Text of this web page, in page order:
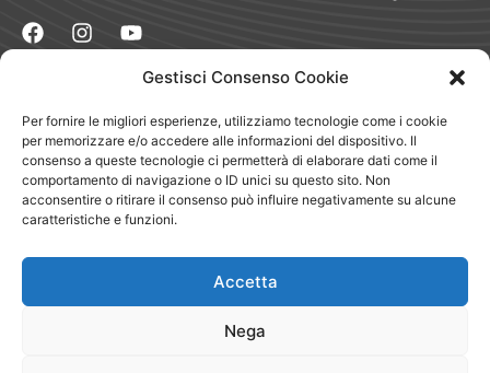
Gestisci Consenso Cookie
Per fornire le migliori esperienze, utilizziamo tecnologie come i cookie
per memorizzare e/o accedere alle informazioni del dispositivo. Il
consenso a queste tecnologie ci permetterà di elaborare dati come il
comportamento di navigazione o ID unici su questo sito. Non
acconsentire o ritirare il consenso può influire negativamente su alcune
caratteristiche e funzioni.
Accetta
Nega
Comprare
Dove Siamo
Chi Siamo
Blog
Testimonianze
Magazine
App